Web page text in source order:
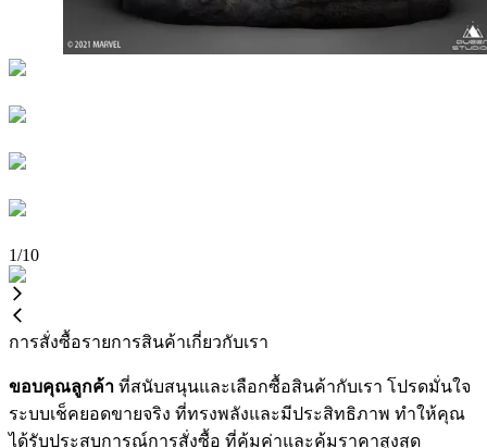
1/10
การสั่งซื้อรายการสินค้าเกี่ยวกับเรา
ขอบคุณลูกค้า ที่สนับสนุนและเลือกซื้อสินค้ากับเรา โปรดมั่นใจ
ระบบเช็คยอดขายจริง ที่ทรงพลังและมีประสิทธิภาพ ทำให้คุณ
ได้รับประสบการณ์การสั่งซื้อ ที่คุ้มค่าและคุ้มราคาสูงสุด